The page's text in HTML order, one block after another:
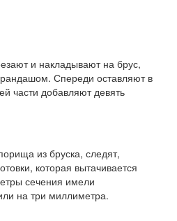
и накладывают на брус,
Спереди оставляют в
части добавляют девять
из бруска, следят,
которая вытачивается
сечения имели
на три миллиметра.